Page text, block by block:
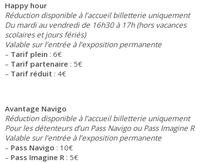
Happy hour
Réduction disponible à l’accueil billetterie uniquement
Du mardi au vendredi de 16h30 à 17h (hors vacances
scolaires et jours fériés)
Valable sur l’entrée à l’exposition permanente
– Tarif plein : 6€
– Tarif partenaire : 5€
– Tarif réduit : 4€
Avantage Navigo
Réduction disponible à l’accueil billetterie uniquement
Pour les détenteurs d’un Pass Navigo ou Pass Imagine R
Valable sur l’entrée à l’exposition permanente
– Pass Navigo : 10€
– Pass Imagine R : 5€